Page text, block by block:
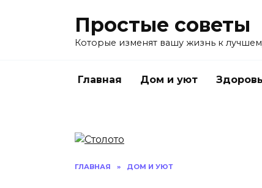
Простые советы
Которые изменят вашу жизнь к
Главная Дом и уют
ГЛАВНАЯ » ДОМ И УЮТ